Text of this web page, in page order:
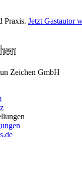
Praxis. Jetzt Gastautor
Zeichen GmbH